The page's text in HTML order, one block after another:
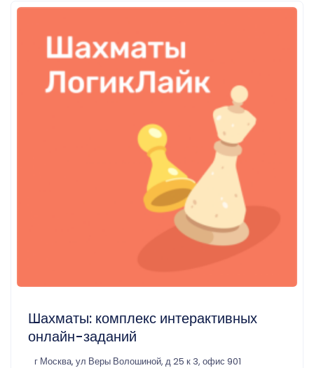
Шахматы: комплекс интерактивных
онлайн-заданий
г Москва, ул Веры Волошиной, д 25 к 3, офис 901